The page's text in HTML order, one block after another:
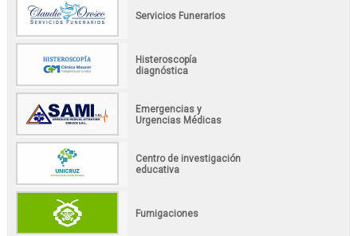
Servicios Funerarios
Histeroscopía
diagnóstica
Emergencias y
Urgencias Médicas
Centro de investigación
educativa
Fumigaciones